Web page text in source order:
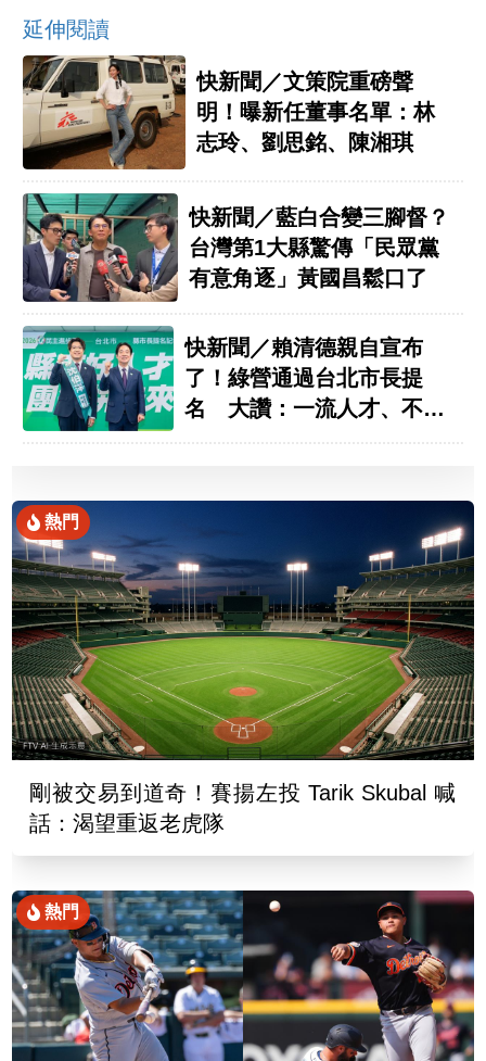
延伸閱讀
快新聞／文策院重磅聲
明！曝新任董事名單：林
志玲、劉思銘、陳湘琪
快新聞／藍白合變三腳督？
台灣第1大縣驚傳「民眾黨
有意角逐」黃國昌鬆口了
快新聞／賴清德親自宣布
了！綠營通過台北市長提
名 大讚：一流人才、不二
熱門
剛被交易到道奇！賽揚左投 Tarik Skubal 喊
話：渴望重返老虎隊
熱門